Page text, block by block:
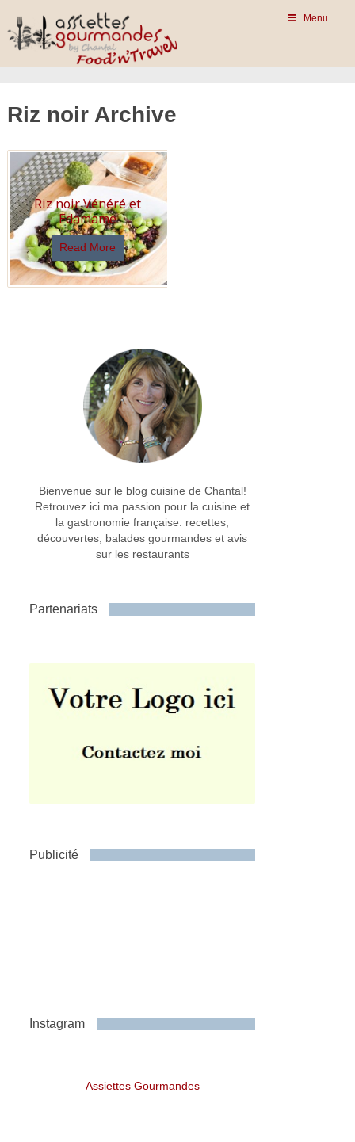
Menu
Riz noir Archive
Riz noir Vénéré et
Edamame
Read More
Bienvenue sur le blog cuisine de Chantal!
Retrouvez ici ma passion pour la cuisine et
la gastronomie française: recettes,
découvertes, balades gourmandes et avis
sur les restaurants
Partenariats
Publicité
Instagram
Assiettes Gourmandes